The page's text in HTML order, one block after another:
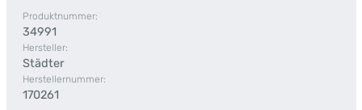
Produktnummer:
34991
Hersteller:
Städter
Herstellernummer:
170261